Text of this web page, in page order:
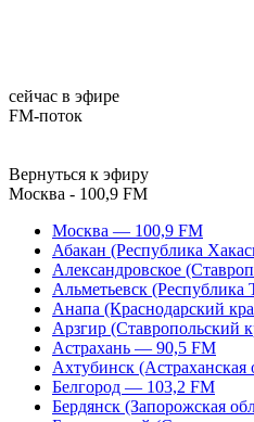
сейчас в эфире
FM-поток
Вернуться к эфиру
Москва - 100,9 FM
Москва — 100,9 FM
Абакан (Республика
Александровское
Альметьевск
Анапа (Краснодарский
Арзгир (Ставропольский
Астрахань — 90,5 FM
Ахтубинск
Белгород — 103,2 FM
Бердянск (Запорожская